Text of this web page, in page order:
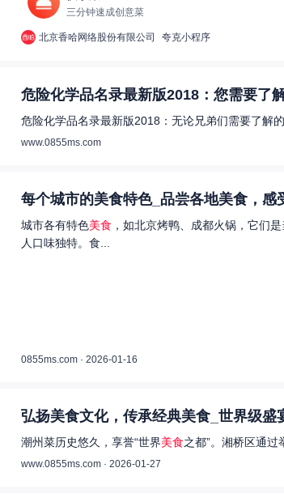
三分钟速成创意菜
北京香哈网络股份有限公司 夸克小程序
危险化学品名录最新版2018：您需要了
危险化学品名录最新版2018：无论兄弟们需要了解
www.0855ms.com
每个城市的美食特色_品尝各地美食，感
城市各有特色美食 ，如北京烤鸭、成都火锅，它们
人口味独特。食...
0855ms.com · 2026-01-16
弘扬美食文化，传承经典美食_世界级
潮州菜历史悠久，享誉“世界美食之都”。湘桥区通过
www.0855ms.com · 2026-01-27